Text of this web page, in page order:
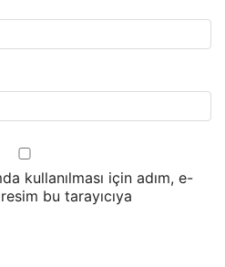
kullanılması için adım, e-
bu tarayıcıya